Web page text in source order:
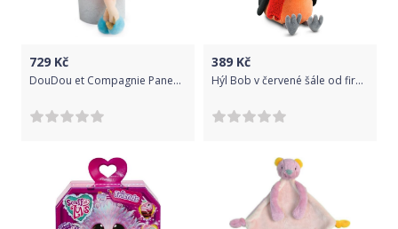
729 Kč
DouDou et Compagnie Panenka Emma 30cm
389 Kč
Hýl Bob v červené šále od firmy ORANGE TOYS